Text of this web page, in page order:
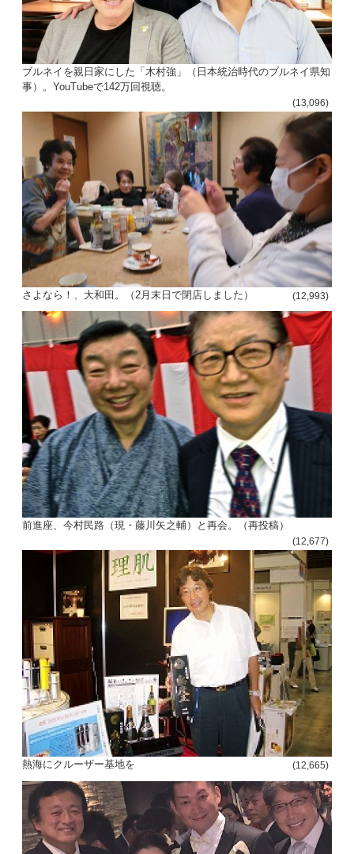
ブルネイを親日家にした「木村強」（日本統治時代のブルネイ県知
事）。YouTubeで142万回視聴。
(13,096)
さよなら！、大和田。（2月末日で閉店しました） (12,993)
前進座、今村民路（現・藤川矢之輔）と再会。（再投稿）
(12,677)
熱海にクルーザー基地を (12,665)